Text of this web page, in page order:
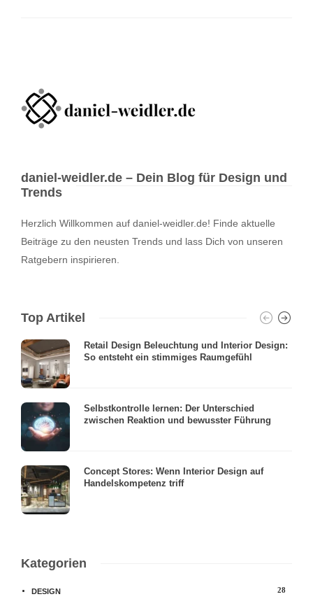
daniel-weidler.de – Dein Blog für Design und
Trends
Herzlich Willkommen auf daniel-weidler.de! Finde aktuelle
Beiträge zu den neusten Trends und lass Dich von unseren
Ratgebern inspirieren.
Top Artikel
Retail Design Beleuchtung und Interior Design:
So entsteht ein stimmiges Raumgefühl
Selbstkontrolle lernen: Der Unterschied
zwischen Reaktion und bewusster Führung
Concept Stores: Wenn Interior Design auf
Handelskompetenz triff
Kategorien
DESIGN 28